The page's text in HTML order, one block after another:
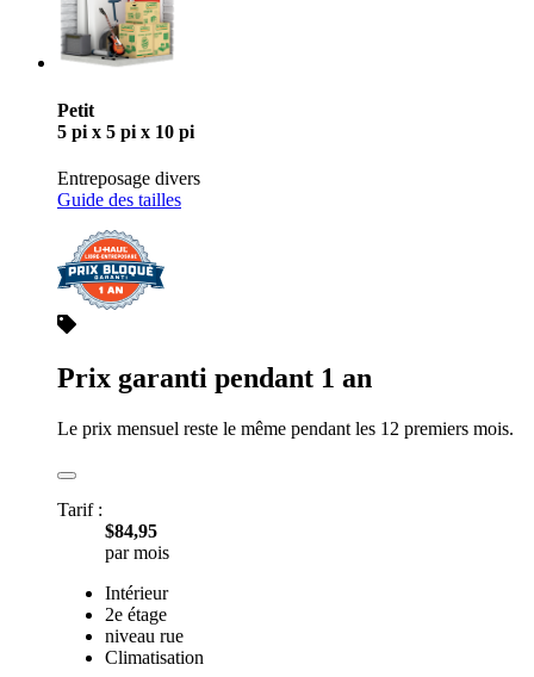
Petit
5 pi x 5 pi x 10 pi
Entreposage divers
Guide des tailles
Prix garanti pendant 1 an
Le prix mensuel reste le même pendant les 12 premiers mois.
Tarif :
$84,95
par mois
Intérieur
2e étage
niveau rue
Climatisation